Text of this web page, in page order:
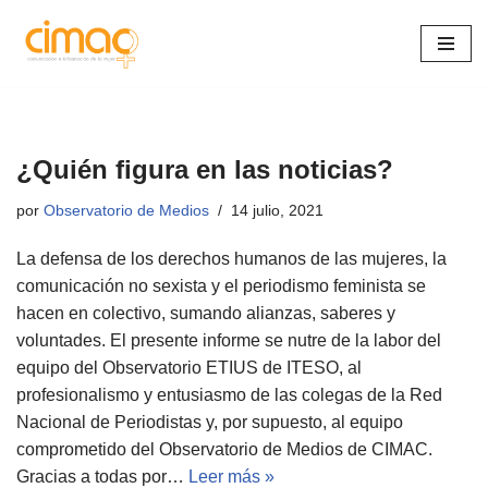
Saltar
¿Quién figura en las noticias?
por Observatorio de Medios 14 julio, 2021
La defensa de los derechos humanos de las mujeres, la
comunicación no sexista y el periodismo feminista se
hacen en colectivo, sumando alianzas, saberes y
voluntades. El presente informe se nutre de la labor del
equipo del Observatorio ETIUS de ITESO, al
profesionalismo y entusiasmo de las colegas de la Red
Nacional de Periodistas y, por supuesto, al equipo
comprometido del Observatorio de Medios de CIMAC.
Gracias a todas por… Leer más »